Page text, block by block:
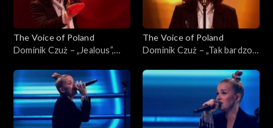
The Voice of Poland
Dominik Czuż – „Jealous”,
22 listopada 2025
The Voice of Poland
Dominik Czuż – „Tak bardzo
Poland”, Live 3, 22 listopada
2025